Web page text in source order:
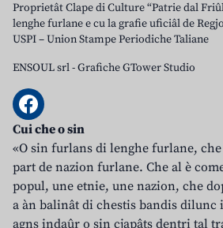
Proprietât Clape di Culture “Patrie dal
lenghe furlane e cu la grafie uficiâl de
USPI – Union Stampe Periodiche Taliane
ENSOUL srl-Grafiche GTower Studio
Cui che o sin
«O sin furlans di lenghe furlane,
part de nazion furlane. Che al è
popul, une etnie, une nazion, che
a àn balinât di chestis bandis dilunc
agns indaûr o sin cjapâts dentri tal